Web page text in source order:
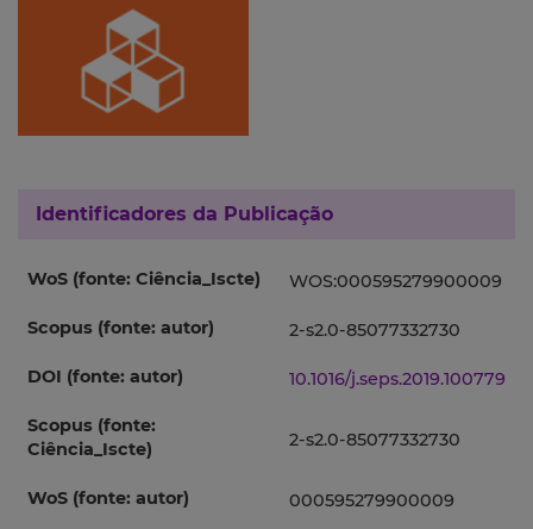
Identificadores da Publicação
WoS (fonte: Ciência_Iscte) WOS:000595279900009
Scopus (fonte: autor) 2-s2.0-85077332730
DOI (fonte: autor) 10.1016/j.seps.2019.100779
Scopus (fonte:
Ciência_Iscte)
2-s2.0-85077332730
WoS (fonte: autor) 000595279900009